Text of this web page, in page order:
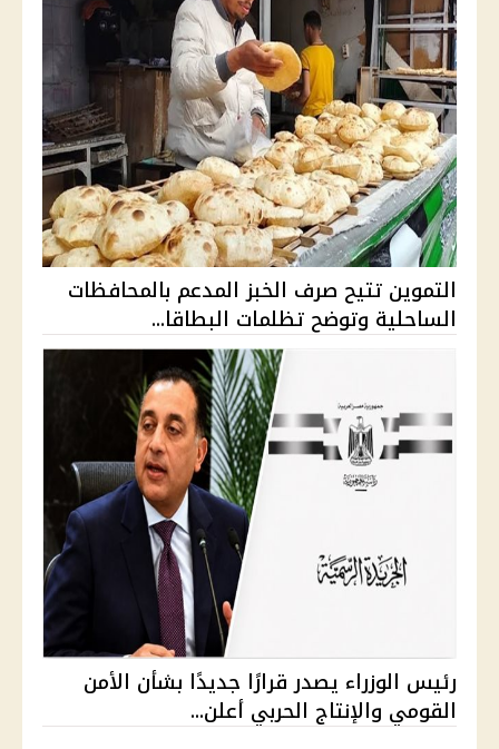
التموين تتيح صرف الخبز المدعم بالمحافظات
الساحلية وتوضح تظلمات البطاقا...
رئيس الوزراء يصدر قرارًا جديدًا بشأن الأمن
القومي والإنتاج الحربي أعلن...